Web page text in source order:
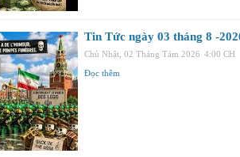
Tin Tức ngày 03 tháng 8 -
Chủ Nhật, 02 Tháng Tám 2026 4:00 CH
Đọc thêm